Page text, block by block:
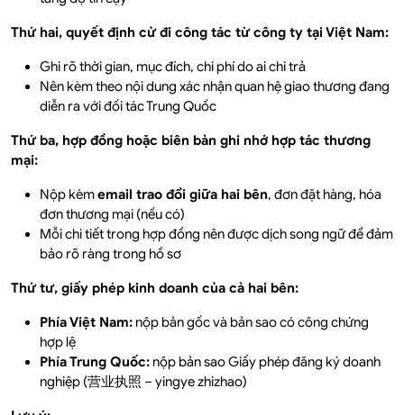
Thứ hai, quyết định cử đi công tác từ công ty tại Việt Nam:
Ghi rõ thời gian, mục đích, chi phí do ai chi trả
Nên kèm theo nội dung xác nhận quan hệ giao thương đang
diễn ra với đối tác Trung Quốc
Thứ ba, hợp đồng hoặc biên bản ghi nhớ hợp tác thương
mại:
Nộp kèmemail trao đổi giữa hai bên, đơn đặt hàng, hóa
đơn thương mại (nếu có)
Mỗi chi tiết trong hợp đồng nên được dịch song ngữ để đảm
bảo rõ ràng trong hồ sơ
Thứ tư, giấy phép kinh doanh của cả hai bên:
Phía Việt Nam: nộp bản gốc và bản sao có công chứng
hợp lệ
Phía Trung Quốc: nộp bản sao Giấy phép đăng ký doanh
nghiệp (营业执照 – yingye zhizhao)